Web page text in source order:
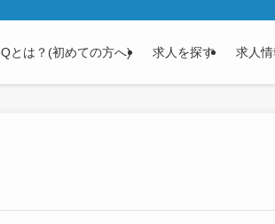
とは？(初めての方へ) 求人を探す 求人